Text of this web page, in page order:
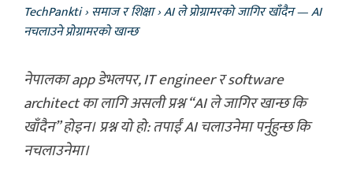
TechPankti› समाज र शिक्षा›AI ले प्रोग्रामरको जागिर खाँदैन — AI
नचलाउने प्रोग्रामरको खान्छ
नेपालका app डेभलपर, IT engineer र software
architect का लागि असली प्रश्न “AI ले जागिर खान्छ कि
खाँदैन” होइन। प्रश्न यो हो: तपाईं AI चलाउनेमा पर्नुहुन्छ कि
नचलाउनेमा।